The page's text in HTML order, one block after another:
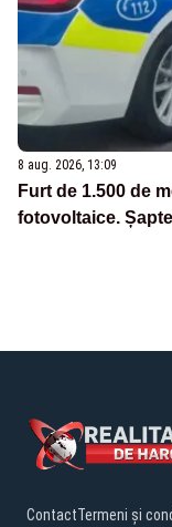
8 aug. 2026, 13:09
Furt de 1.500 de
fotovoltaice.
ContactTermeni și